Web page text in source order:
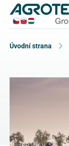
Úvodní strana